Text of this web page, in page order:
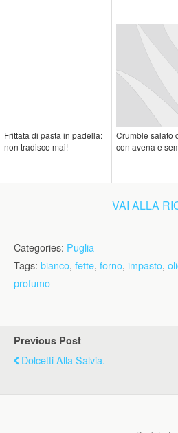
Frittata di pasta in padella:
non tradisce mai!
Crumble salato
con avena e
VAI ALLA
Categories: Puglia
Tags: bianco, fette, forno, impasto,
profumo
Previous Post
Dolcetti Alla Salvia.